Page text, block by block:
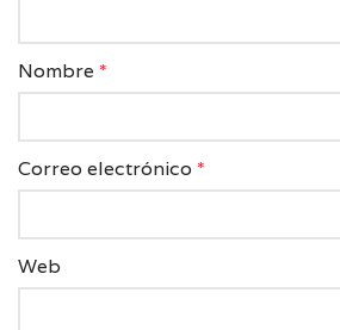
Nombre *
Correo electrónico *
Web